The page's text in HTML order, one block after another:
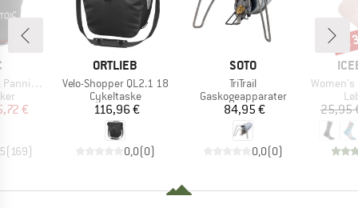
22
pris
€
(169)
MÆRKE
ORTLIEB
Artikel
Velo-Shopper QL2.1 18
Produktgruppe
Cykeltaske
Pris
116,96 €
0,0(0)
MÆRKE
SOTO
Artikel
TriTrail
Produktgruppe
Gaskogeapparater
Pris
84,95 €
0,0(0)
Artikel
Women's
25,95